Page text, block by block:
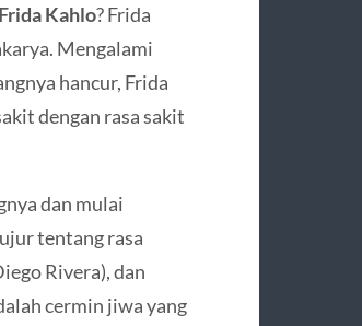
Frida Kahlo? Frida
Mengalami
hancur, Frida
dengan rasa sakit
dan mulai
tentang rasa
Rivera), dan
cermin jiwa yang